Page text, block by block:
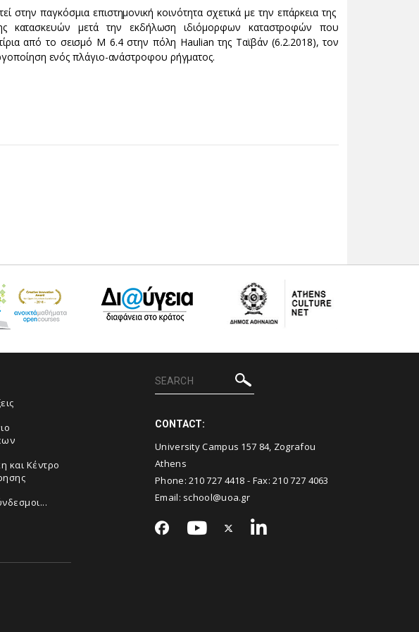
στην παγκόσμια επιστημονική κοινότητα σχετικά με την επάρκεια της
κατασκευών μετά την εκδήλωση ιδιόμορφων καταστροφών που
από το σεισμό Μ 6.4 στην πόλη Haulian της Ταϊβάν (6.2.2018), τον
ενός πλάγιο-ανάστροφου ρήγματος.
και Κέντρο
CONTACT:
University Campus 157 84, Zografou
Athens
Phone:210 727 4418 - Fax:210 727 4063
Email: school@uoa.gr